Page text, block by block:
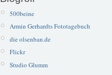
500beine
Armin Gerhardts Fototagebuch
die olsenban.de
Flickr
Studio Glumm